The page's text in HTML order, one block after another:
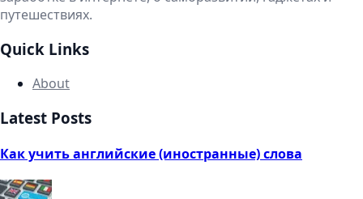
путешествиях.
Quick Links
About
Latest Posts
Как учить английские (иностранные) слова